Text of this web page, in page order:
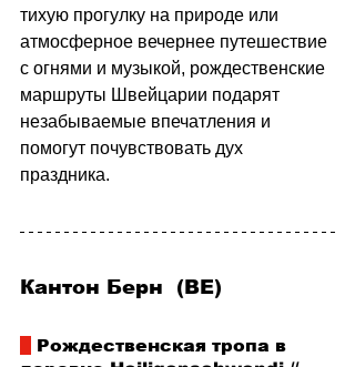
тихую прогулку на природе или
атмосферное вечернее путешествие
с огнями и музыкой, рождественские
маршруты Швейцарии подарят
незабываемые впечатления и
помогут почувствовать дух
праздника.
Кантон Берн  (BE)
Рождественская тропа в